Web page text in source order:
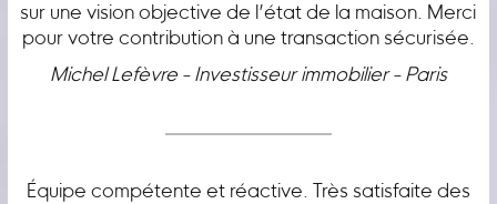
sur une vision objective de l’état de la maison. Merci
pour votre contribution à une transaction sécurisée.
Michel Lefèvre - Investisseur immobilier - Paris
Équipe compétente et réactive. Très satisfaite des